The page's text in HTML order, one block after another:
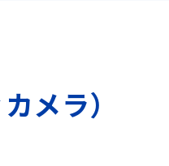
メラ）